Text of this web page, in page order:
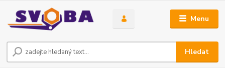
Menu
Hledat